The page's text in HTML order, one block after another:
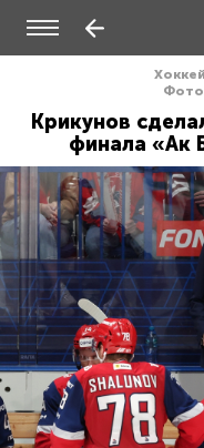
Хоккей
Крикунов
финала «Ак